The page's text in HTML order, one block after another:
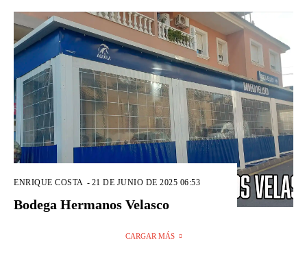
ENRIQUE COSTA - 21 DE JUNIO DE 2025 06:53
Bodega Hermanos Velasco
CARGAR MÁS